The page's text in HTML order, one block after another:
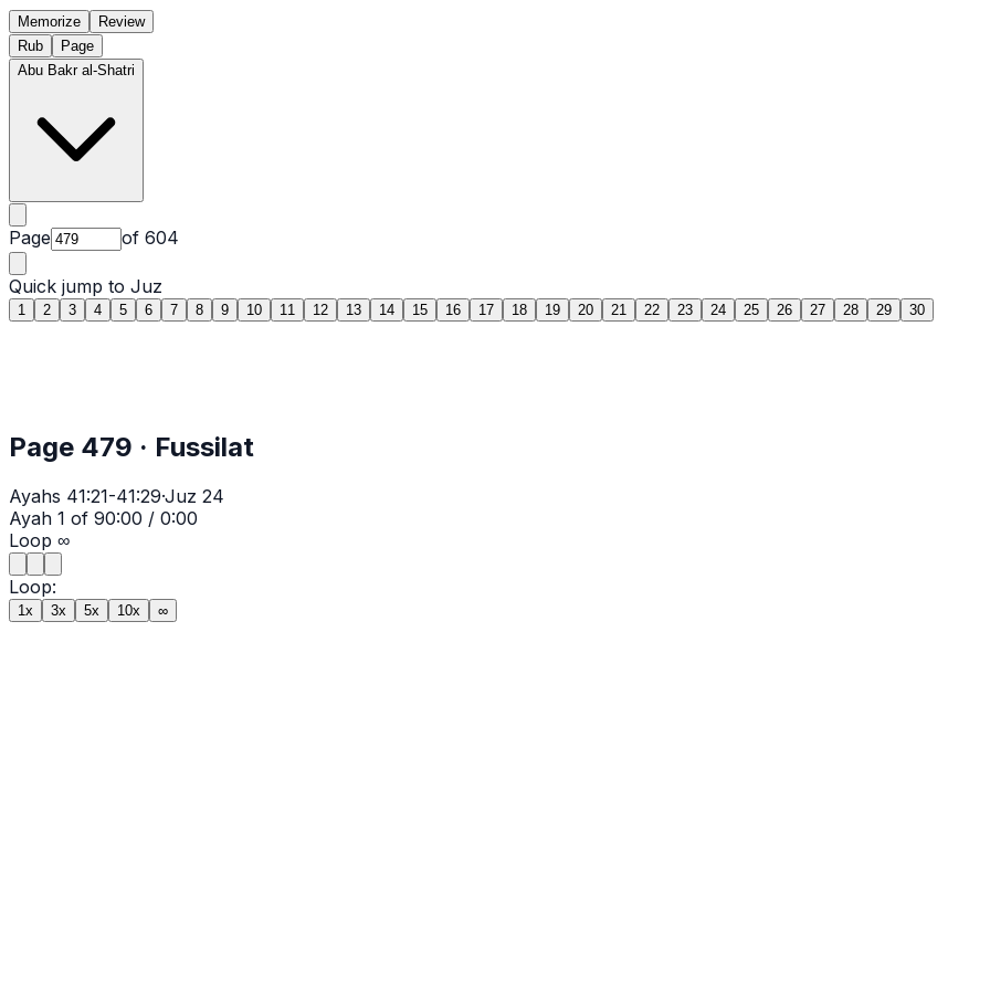
Memorize
Review
Rub
Page
Abu Bakr al-Shatri
Page of 604
Quick jump to Juz
1 2 3 4 5 6 7 8 9 10 11 12 13 14 15 16 17 18 19 20 21 22 23 24 25 26 27 28 29 30
Page 479 · Fussilat
Ayahs 41:21-41:29·Juz 24
Ayah 1 of 90:00 / 0:00
Loop ∞
Loop:
1x 3x 5x 10x ∞